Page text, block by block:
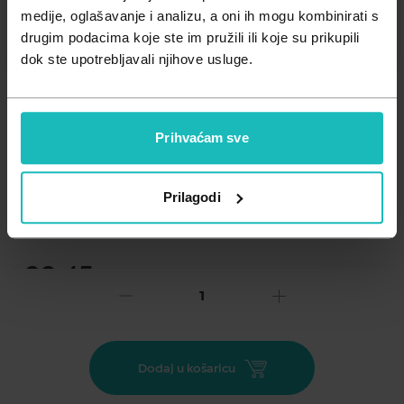
medije, oglašavanje i analizu, a oni ih mogu kombinirati s
drugim podacima koje ste im pružili ili koje su prikupili
dok ste upotrebljavali njihove usluge.
Prihvaćam sve
Prilagodi
Zdravlje muškarca
Zdravlje žene
Minerali
Probiotici i prebiotici
Važna obavijest prema Zakonu o zaštiti potrošača..
20,45
NAN OPTIPRO 1 HMOje početna mliječna hrana za zdravu
dojenčad. Proizvod pogodan za posebne prehrambene
Dodaj u košaricu